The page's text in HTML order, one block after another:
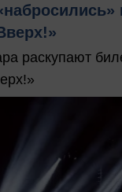
раскупают